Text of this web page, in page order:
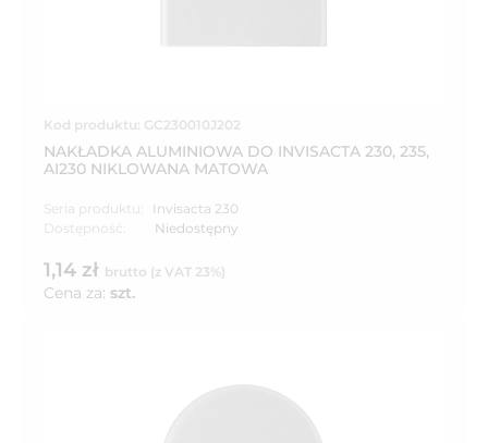
Kod produktu: GC230010J202
NAKŁADKA ALUMINIOWA DO INVISACTA 230, 235,
AI230 NIKLOWANA MATOWA
Seria produktu:
Invisacta 230
Dostępność:
Niedostępny
1,14 zł brutto (z VAT 23%)
Cena za: szt.